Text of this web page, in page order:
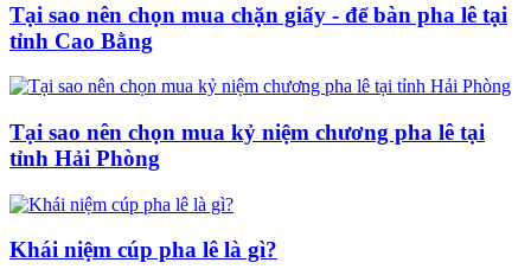
Tại sao nên chọn mua chặn giấy - để bàn pha lê tại
tỉnh Cao Bằng
Tại sao nên chọn mua kỷ niệm chương pha lê tại
tỉnh Hải Phòng
Khái niệm cúp pha lê là gì?